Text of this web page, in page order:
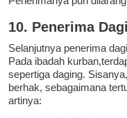
10. Penerima
Selanjutnya penerima
Pada ibadah
sepertiga daging.
berhak, sebagaimana
artinya: